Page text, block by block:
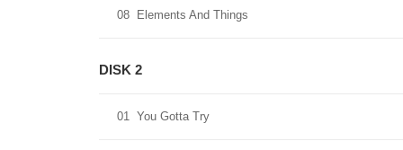
08 Elements And Things
DISK 2
01 You Gotta Try